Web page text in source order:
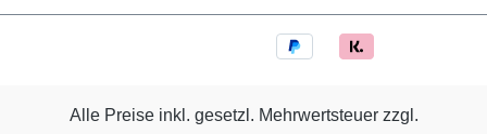
Alle Preise inkl. gesetzl. Mehrwertsteuer zzgl.